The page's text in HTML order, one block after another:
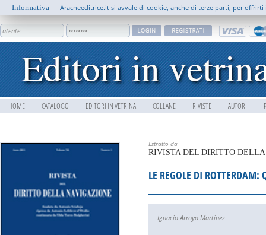
HOME CATALOGO EDITORI IN VETRINA COLLANE RIVISTE AUTORI
Informativa Aracneeditrice.it si avvale di cookie, anche di terze parti, per
Estratto da
RIVISTA DEL DIRITTO
LE REGOLE DI ROTTERDAM:
Ignacio Arroyo Martínez